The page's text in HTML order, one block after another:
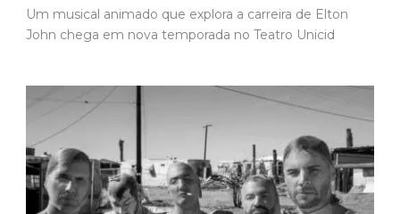
Um musical animado que explora a carreira de Elton
John chega em nova temporada no Teatro Unicid